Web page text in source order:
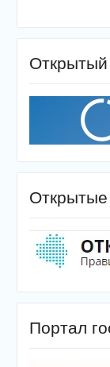
Открытый
Портал